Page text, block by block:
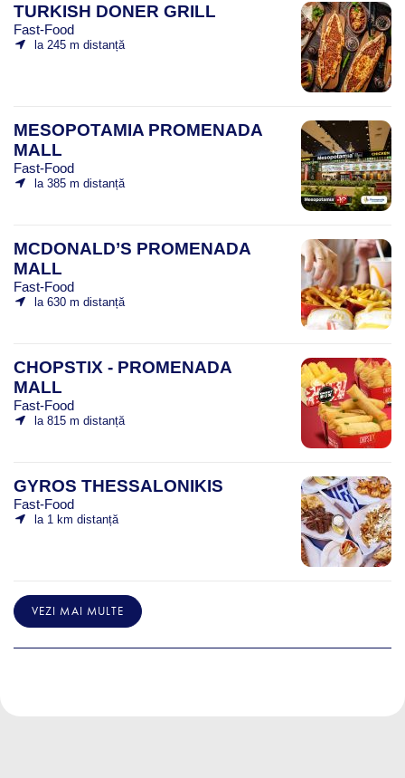
TURKISH DONER GRILL
Fast-Food
la 245 m distanță
MESOPOTAMIA PROMENADA
MALL
Fast-Food
la 385 m distanță
MCDONALD’S PROMENADA
MALL
Fast-Food
la 630 m distanță
CHOPSTIX - PROMENADA
MALL
Fast-Food
la 815 m distanță
GYROS THESSALONIKIS
Fast-Food
la 1 km distanță
VEZI MAI MULTE